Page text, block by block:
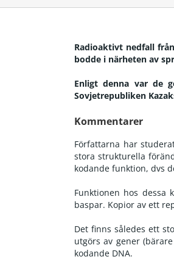
Radioaktivt nedfall
bodde i närheten av
Enligt denna var de
Sovjetrepubliken
Kommentarer
Författarna har
stora strukturella
kodande funktion, dvs
Funktionen hos dessa
baspar. Kopior av ett
Det finns således ett
utgörs av gener
kodande DNA.